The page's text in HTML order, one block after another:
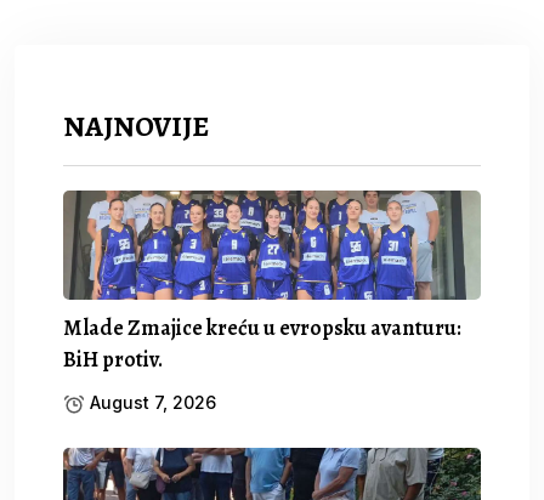
NAJNOVIJE
Mlade Zmajice kreću u evropsku avanturu:
BiH protiv.
August 7, 2026